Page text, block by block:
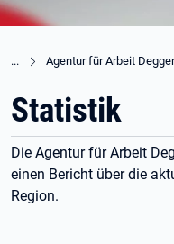
Agentur für Arbeit
Statistik
Die Agentur für Arbeit
einen Bericht über die
Region.